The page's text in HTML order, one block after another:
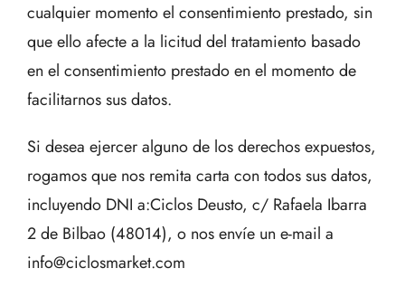
cualquier momento el consentimiento prestado, sin
que ello afecte a la licitud del tratamiento basado
en el consentimiento prestado en el momento de
facilitarnos sus datos.
Si desea ejercer alguno de los derechos expuestos,
rogamos que nos remita carta con todos sus datos,
incluyendo DNI a:Ciclos Deusto, c/ Rafaela Ibarra
2 de Bilbao (48014), o nos envíe un e-mail a
info@ciclosmarket.com